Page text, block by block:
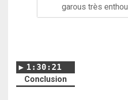
garous très
1:30:21
Conclusion